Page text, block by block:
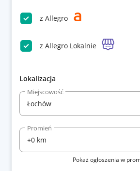
z Allegro
z Allegro Lokalnie
Lokalizacja
Miejscowość
Promień
Pokaż ogłoszenia w